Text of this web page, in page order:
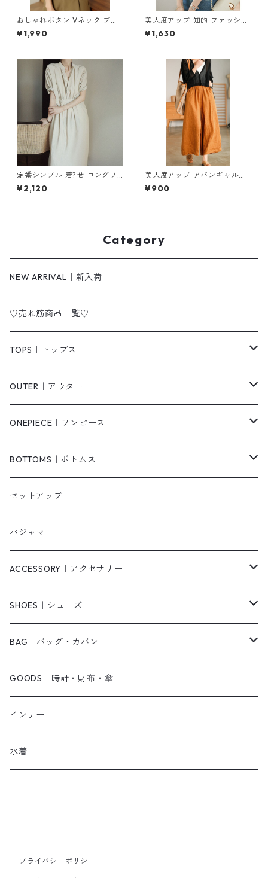
おしゃれボタン Vネック ブラ
ウス m-286
¥1,990
美人度アップ 知的 ファッショ
ン Tシャツ ブラウス m-249
¥1,630
定番シンプル 着?せ ロングワ
ンピース m-289
¥2,120
美人度アップ アバンギャルド
ワイドパンツ m-592
¥900
Category
NEW ARRIVAL｜新入荷
♡売れ筋商品一覧♡
TOPS｜トップス
Tシャツ/カットソー
シャツ/ブラウス
ベスト/チョッキ
タンクトップ/キャミソール
スウェット/パーカー
ニット/セーター
ベアトップ・チューブトップ
その他
OUTER｜アウター
ジャケット/ブルゾン
コート
カーディガン
ダウンコート
その他
ONEPIECE｜ワンピース
柄
無地
ニットワンピース
ロングワンピース
シャツワンピース
キャミワンピース
オールインワン・サロペット
ジャンパースカート
その他
BOTTOMS｜ボトムス
パンツ・デニム
ショートパンツ
スカート
その他
セットアップ
パジャマ
ACCESSORY｜アクセサリー
ピアス・リング
ネックレス
ベルト
ブレスレット
帽子
ストール・マフラー
SHOES｜シューズ
パンプス
サンダル
ショートブーツ・ブーティ
ロングブーツ
その他
BAG｜バッグ・カバン
ショルダーバッグ
ハンドバッグ
リュック
その他
GOODS｜時計・財布・傘
インナー
水着
プライバシーポリシー